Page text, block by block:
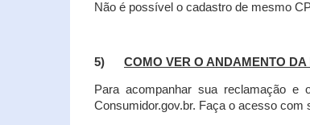
Não é possível o cadastro de mesmo
5) COMO VER O ANDAMENTO
Para acompanhar sua reclamação e
Consumidor.gov.br. Faça o acesso com